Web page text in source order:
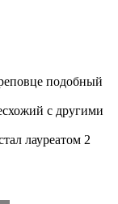
подобный
с другими
лауреатом 2